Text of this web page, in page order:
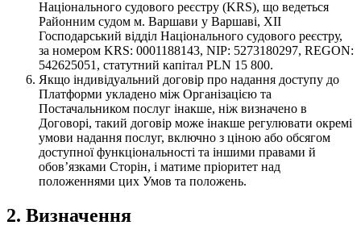
Національного судового реєстру (KRS), що ведеться
Районним судом м. Варшави у Варшаві, XII
Господарський відділ Національного судового реєстру,
за номером KRS: 0001188143, NIP: 5273180297, REGON:
542625051, статутний капітал PLN 15 800.
Якщо індивідуальний договір про надання доступу до
Платформи укладено між Організацією та
Постачальником послуг інакше, ніж визначено в
Договорі, такий договір може інакше регулювати окремі
умови надання послуг, включно з ціною або обсягом
доступної функціональності та іншими правами й
обовʼязками Сторін, і матиме пріоритет над
положеннями цих Умов та положень.
2. Визначення